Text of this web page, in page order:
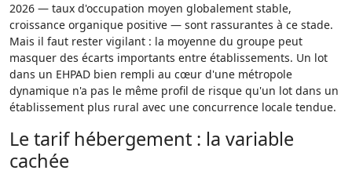
2026 — taux d'occupation moyen globalement stable,
croissance organique positive — sont rassurantes à ce stade.
Mais il faut rester vigilant : la moyenne du groupe peut
masquer des écarts importants entre établissements. Un lot
dans un EHPAD bien rempli au cœur d'une métropole
dynamique n'a pas le même profil de risque qu'un lot dans un
établissement plus rural avec une concurrence locale tendue.
Le tarif hébergement : la variable
cachée